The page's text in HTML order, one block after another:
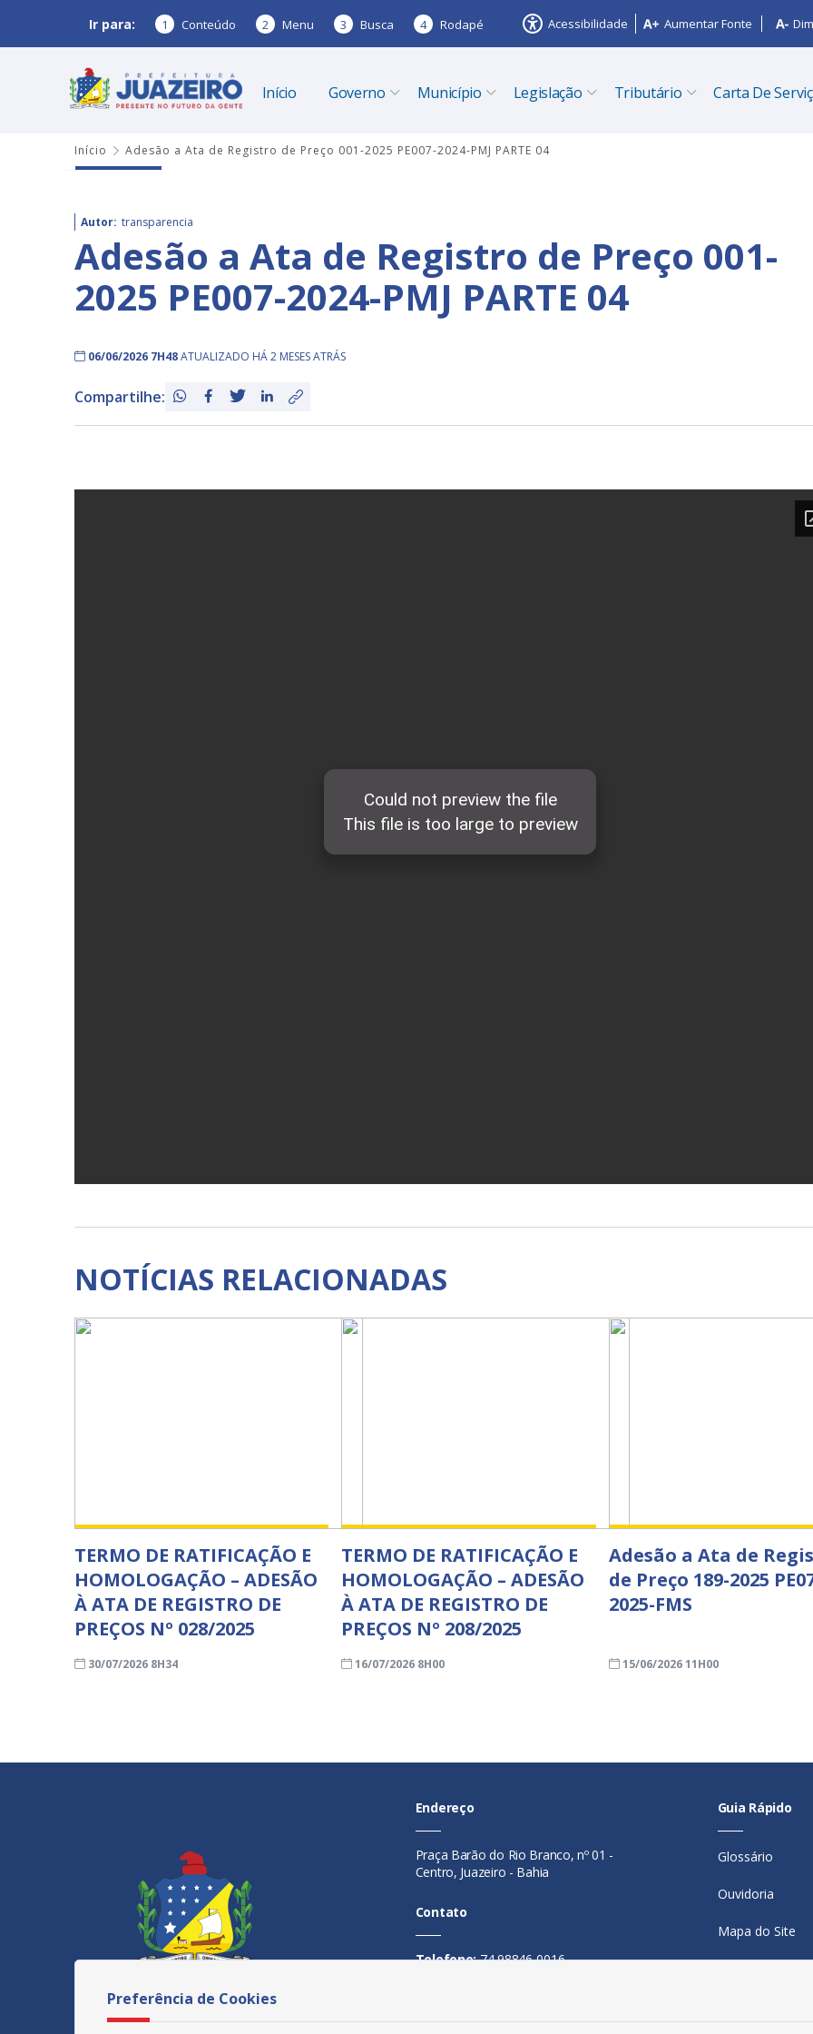
Ir para: 1 Conteúdo 2 Menu 3 Busca 4 Rodapé Acessibilidade Aumentar Fonte
Início Governo Município Legislação Tributário Carta De
Início Adesão a Ata de Registro de Preço 001-2025 PE007-2024-PMJ PARTE 04
Autor: transparencia
Adesão a Ata de Registro de Preço 001-
2025 PE007-2024-PMJ PARTE 04
06/06/2026 7H48ATUALIZADO HÁ 2 MESES ATRÁS
Compartilhe:
NOTÍCIAS RELACIONADAS
TERMO DE RATIFICAÇÃO E
HOMOLOGAÇÃO – ADESÃO
À ATA DE REGISTRO DE
PREÇOS Nº 028/2025
30/07/2026 8H34
TERMO DE RATIFICAÇÃO E
HOMOLOGAÇÃO – ADESÃO
À ATA DE REGISTRO DE
PREÇOS Nº 208/2025
16/07/2026 8H00
Adesão a Ata de
de Preço 189-2025
2025-FMS
15/06/2026 11H00
Endereço
Praça Barão do Rio Branco, nº 01 -
Centro, Juazeiro - Bahia
Contato
Telefone:74 98846-0016
Guia Rápido
Glossário
Ouvidoria
Mapa do Site
Preferência de Cookies